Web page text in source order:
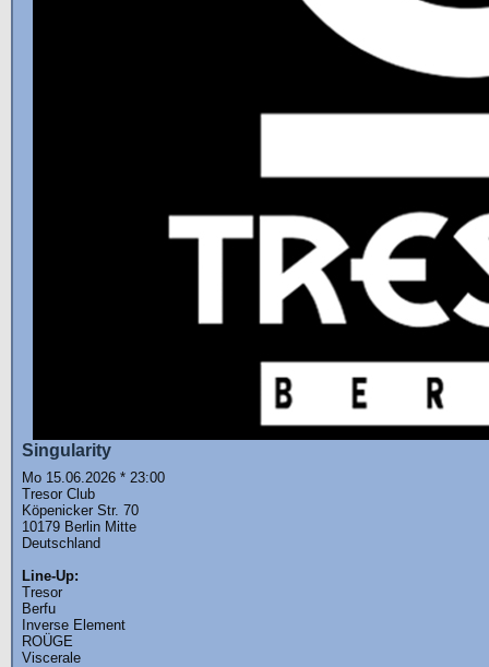
Singularity
Mo 15.06.2026 * 23:00
Tresor Club
Köpenicker Str. 70
10179 Berlin Mitte
Deutschland
Line-Up:
Tresor
Berfu
Inverse Element
ROÜGE
Viscerale